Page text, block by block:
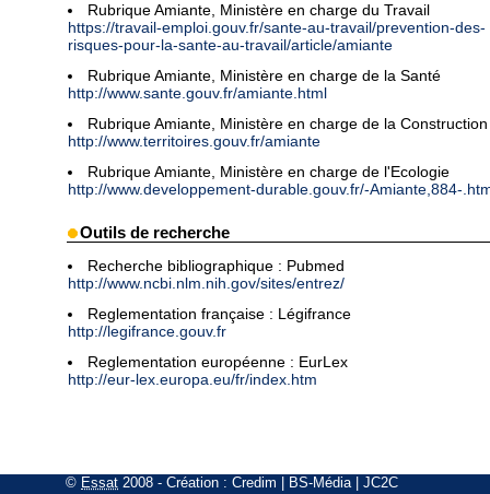
Rubrique Amiante, Ministère en charge du Travail
https://travail-emploi.gouv.fr/sante-au-travail/prevention-des-
risques-pour-la-sante-au-travail/article/amiante
Rubrique Amiante, Ministère en charge de la Santé
http://www.sante.gouv.fr/amiante.html
Rubrique Amiante, Ministère en charge de la Construction
http://www.territoires.gouv.fr/amiante
Rubrique Amiante, Ministère en charge de l'Ecologie
http://www.developpement-durable.gouv.fr/-Amiante,884-
Outils de recherche
Recherche bibliographique : Pubmed
http://www.ncbi.nlm.nih.gov/sites/entrez/
Reglementation française : Légifrance
http://legifrance.gouv.fr
Reglementation européenne : EurLex
http://eur-lex.europa.eu/fr/index.htm
© Essat 2008 - Création : Credim | BS-Média | JC2C